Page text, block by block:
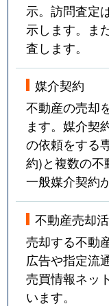
示。訪問査定
示します。ま
査します。
媒介契約
不動産の売却
ます。媒介契
の依頼をする
約)と複数の不
一般媒介契約
不動産売却
売却する不動
広告や指定流
売買情報ネッ
います。